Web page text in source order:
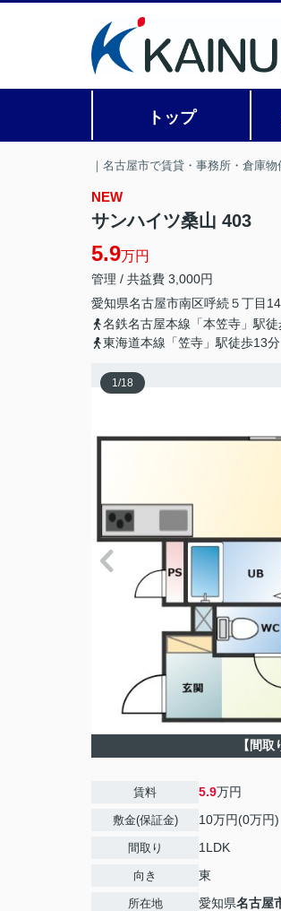
トップ
｜名古屋市で賃貸・事務所・倉庫
NEW
サンハイツ桑山 403
5.9万円
管理 / 共益費 3,000円
愛知県名古屋市南区呼続５丁目
名鉄名古屋本線「本笠寺」駅
東海道本線「笠寺」駅徒歩13分
1/18
【間取
賃料 5.9万円
敷金(保証金) 10万円(0万円)
間取り 1LDK
向き 東
所在地 愛知県名古屋